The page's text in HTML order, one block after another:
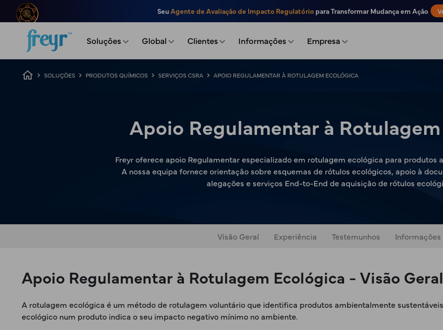
Saltar para o conteúdo principal SeuAgente de Avaliação de Impacto Regulatóriopara Transformar Mudança em Ação
Soluções Global Clientes Informações Empresa
Caminho de navegação
SOLUÇÕES PRODUTOS QUÍMICOS SERVIÇOS CSRA APOIO REGULAMENTAR À ROTULAGEM ECOLÓGICA
Apoio Regulamentar à
Freyr oferece apoio Regulamentar especializado em rotulagem ecológica para produtos
A nossa equipa fornece orientação sobre esquemas de rótulos ecológicos, apoio à
alegações e serviços End-to-End de aquisição de rótulos
Visão Geral Experiência Testemunhos Informações
Apoio Regulamentar à Rotulagem Ecológica - Visão Geral
A rotulagem ecológica é um método de rotulagem voluntário que identifica produtos ambientalmente
ecológico num produto indica o seu impacto negativo mínimo no ambiente.